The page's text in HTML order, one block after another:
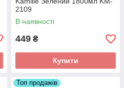
2109
В наявності
449 ₴
Купити
Топ продажів